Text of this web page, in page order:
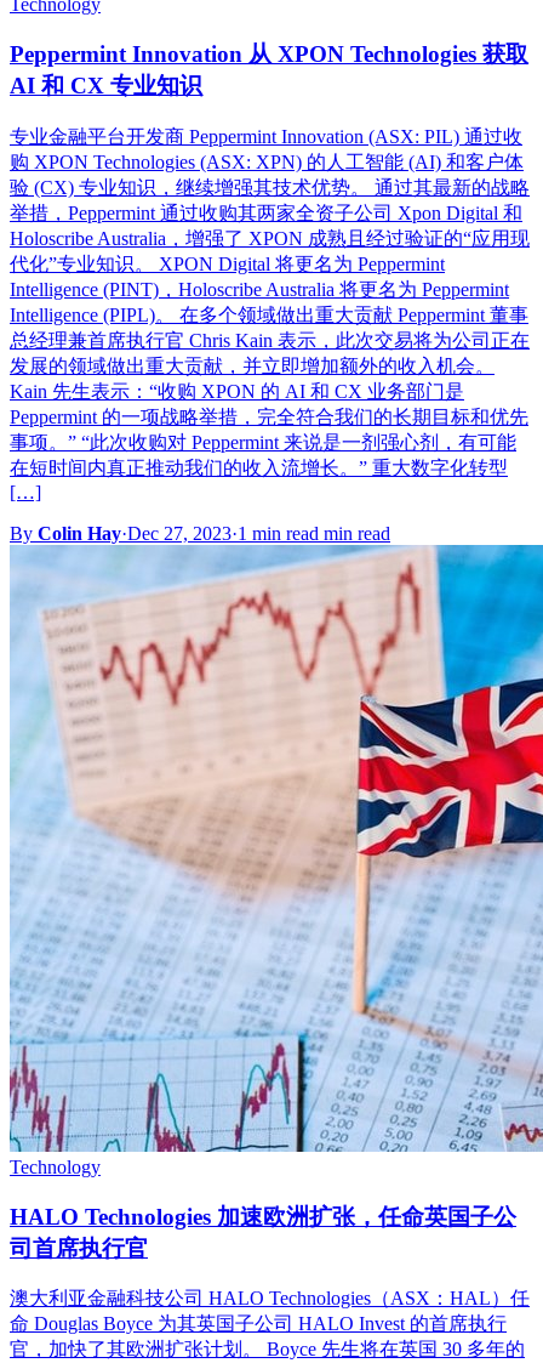
Technology
Peppermint Innovation 从 XPON Technologies 获取
AI 和 CX 专业知识
专业金融平台开发商 Peppermint Innovation (ASX: PIL) 通过收
购 XPON Technologies (ASX: XPN) 的人工智能 (AI) 和客户体
验 (CX) 专业知识，继续增强其技术优势。 通过其最新的战略
举措，Peppermint 通过收购其两家全资子公司 Xpon Digital 和
Holoscribe Australia，增强了 XPON 成熟且经过验证的“应用现
代化”专业知识。 XPON Digital 将更名为 Peppermint
Intelligence (PINT)，Holoscribe Australia 将更名为 Peppermint
Intelligence (PIPL)。 在多个领域做出重大贡献 Peppermint 董事
总经理兼首席执行官 Chris Kain 表示，此次交易将为公司正在
发展的领域做出重大贡献，并立即增加额外的收入机会。
Kain 先生表示：“收购 XPON 的 AI 和 CX 业务部门是
Peppermint 的一项战略举措，完全符合我们的长期目标和优先
事项。” “此次收购对 Peppermint 来说是一剂强心剂，有可能
在短时间内真正推动我们的收入流增长。” 重大数字化转型
[…]
By Colin Hay·Dec 27, 2023·1 min read min read
Technology
HALO Technologies 加速欧洲扩张，任命英国子公
司首席执行官
澳大利亚金融科技公司 HALO Technologies（ASX：HAL）任
命 Douglas Boyce 为其英国子公司 HALO Invest 的首席执行
官，加快了其欧洲扩张计划。 Boyce 先生将在英国 30 多年的